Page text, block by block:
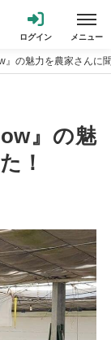
』の魅力を農家さんに
』の魅
！